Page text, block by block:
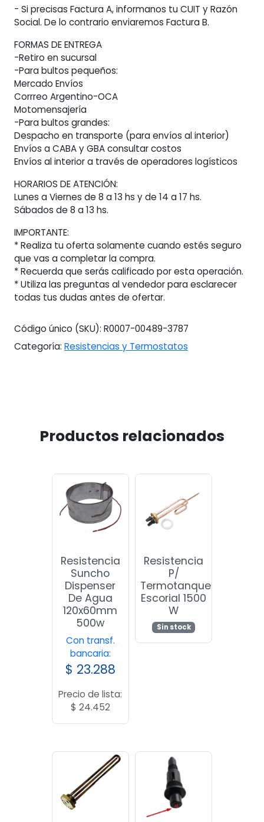
- Si precisas Factura A, informanos tu CUIT y Razón
Social. De lo contrario enviaremos Factura B.
FORMAS DE ENTREGA
-Retiro en sucursal
-Para bultos pequeños:
Mercado Envíos
Corrreo Argentino-OCA
Motomensajería
-Para bultos grandes:
Despacho en transporte (para envíos al interior)
Envíos a CABA y GBA consultar costos
Envíos al interior a través de operadores logísticos
HORARIOS DE ATENCIÓN:
Lunes a Viernes de 8 a 13 hs y de 14 a 17 hs.
Sábados de 8 a 13 hs.
IMPORTANTE:
* Realiza tu oferta solamente cuando estés seguro
que vas a completar la compra.
* Recuerda que serás calificado por esta operación.
* Utiliza las preguntas al vendedor para esclarecer
todas tus dudas antes de ofertar.
Código único (SKU): R0007-00489-3787
Categoría: Resistencias y Termostatos
Productos relacionados
Resistencia
Suncho
Dispenser
De Agua
120x60mm
500w
Con transf.
bancaria:
$ 23.288
Precio de lista:
$ 24.452
Resistencia
P/
Termotanque
Escorial 1500
W
Sin stock